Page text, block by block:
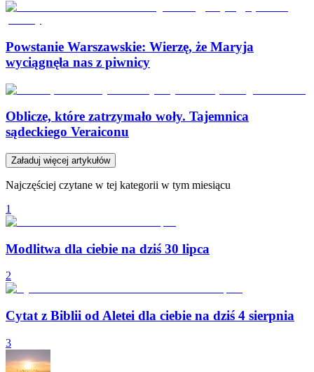
Powstanie Warszawskie: Wierzę, że Maryja
wyciągnęła nas z piwnicy
Oblicze, które zatrzymało woły. Tajemnica
sądeckiego Veraiconu
Załaduj więcej artykułów
Najczęściej czytane w tej kategorii w tym miesiącu
1
Modlitwa dla ciebie na dziś 30 lipca
2
Cytat z Biblii od Aletei dla ciebie na dziś 4 sierpnia
3